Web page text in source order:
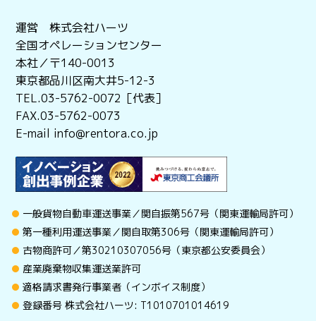
上記に該当する場合、ご依頼をお断りし、又作業の途中で
あっても直ちに中止します。また、この場合で当社に損害
が生じている場合には、その賠償を請求いたします。
当サービスは標準運送約款
運営 株式会社ハーツ
全国オペレーションセンター
本社／〒140-0013
東京都品川区南大井5-12-3
TEL.03-5762-0072［代表］
FAX.03-5762-0073
E-mail info@rentora.co.jp
一般貨物自動車運送事業／関自振第567号（関東運輸局許可）
第一種利用運送事業／関自取第306号（関東運輸局許可）
古物商許可／第30210307056号（東京都公安委員会）
産業廃棄物収集運送業許可
適格請求書発行事業者（インボイス制度）
登録番号 株式会社ハーツ: T1010701014619